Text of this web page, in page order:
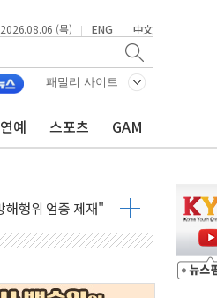
2026.08.06 (목) | ENG | 中文
패밀리 사이트
예 스포츠 GAM
력 강화
법적 조치"
39.8%
야"